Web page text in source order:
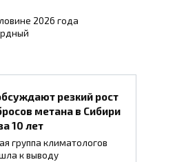
2026 года
резкий рост
метана в Сибири
10 лет
группа климатологов
к выводу